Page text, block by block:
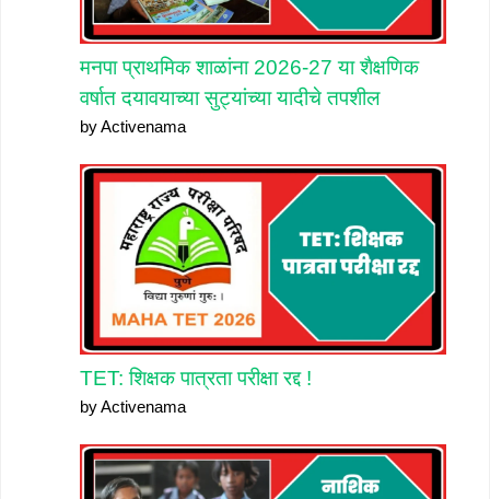
मनपा प्राथमिक शाळांना 2026-27 या शैक्षणिक
वर्षात दयावयाच्या सुट्यांच्या यादीचे तपशील
by Activenama
TET: शिक्षक पात्रता परीक्षा रद्द !
by Activenama